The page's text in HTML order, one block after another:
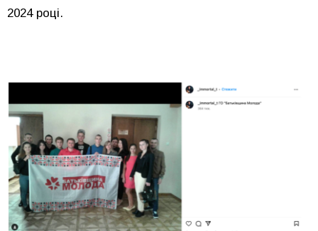
2024 році.